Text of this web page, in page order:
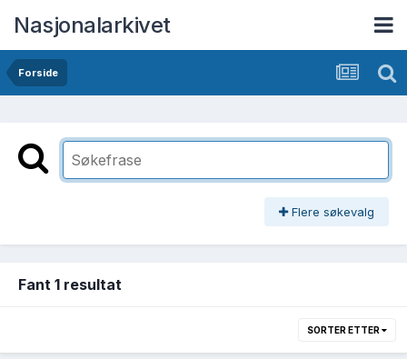
Nasjonalarkivet
Forside
Flere søkevalg
Fant 1 resultat
SORTER ETTER